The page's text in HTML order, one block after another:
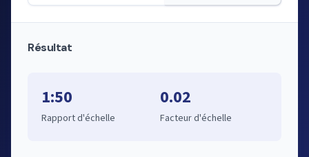
Résultat
1:50
Rapport d'échelle
0.02
Facteur d'échelle